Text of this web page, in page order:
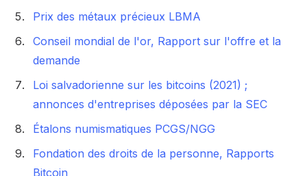
Prix des métaux précieux LBMA
Conseil mondial de l'or, Rapport sur l'offre et la
demande
Loi salvadorienne sur les bitcoins (2021) ;
annonces d'entreprises déposées par la SEC
Étalons numismatiques PCGS/NGG
Fondation des droits de la personne, Rapports
Bitcoin